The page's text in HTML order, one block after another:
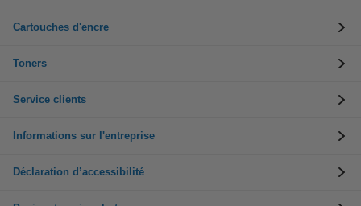
Cartouches d'encre
Toners
Service clients
Informations sur l'entreprise
Déclaration d’accessibilité